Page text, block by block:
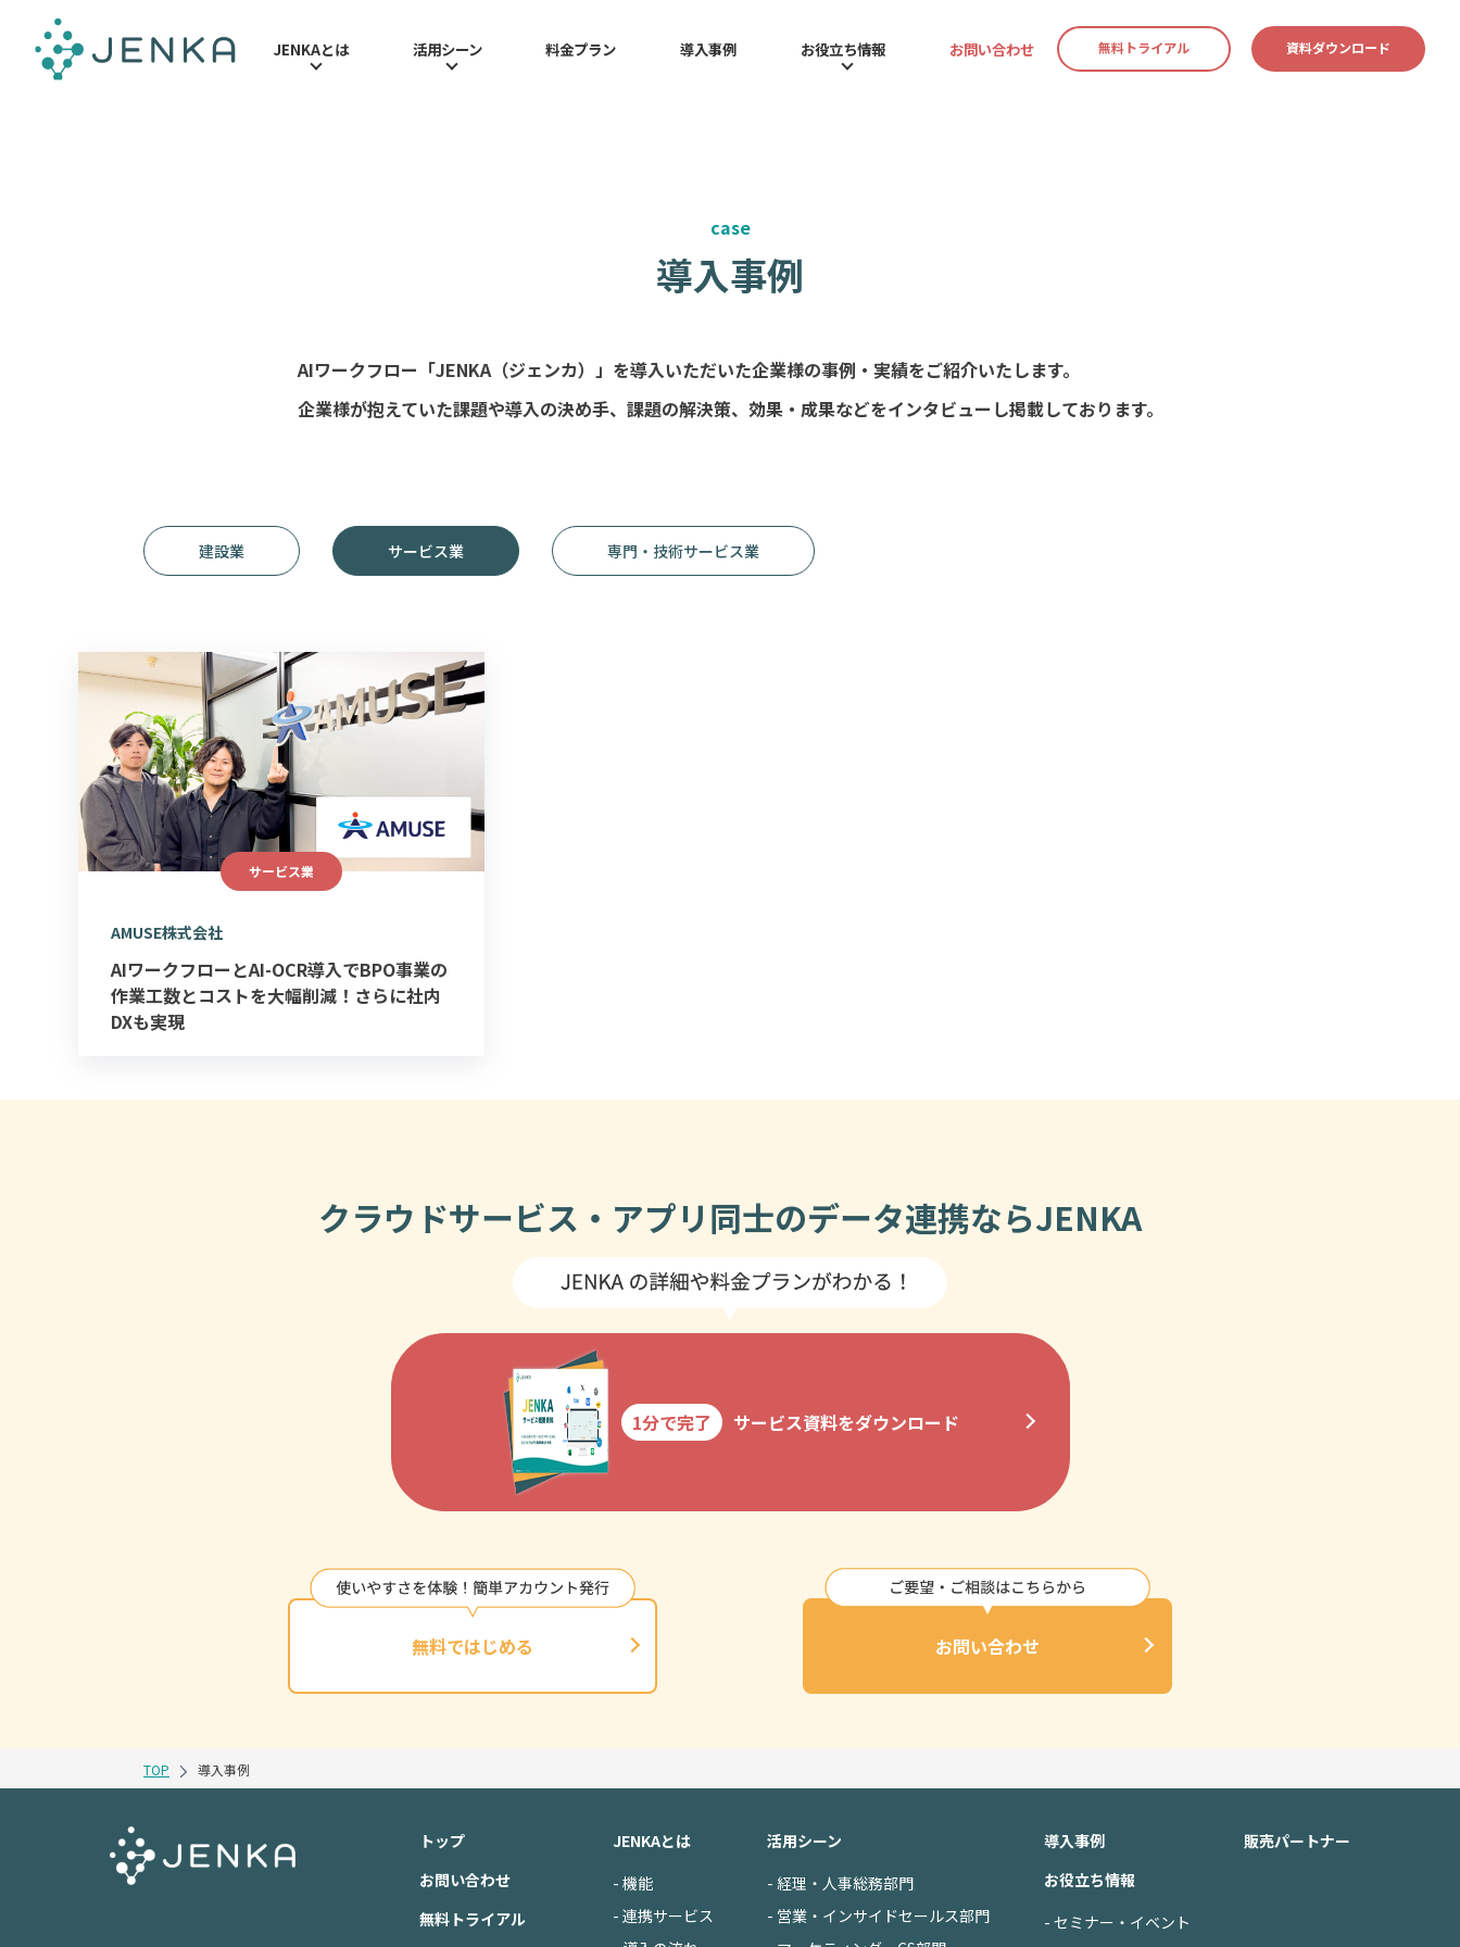
JENKAとは 活用シーン 料金プラン 導入事例 お役立ち情報 お問い合わせ 無料トライアル 資料ダウンロード
case
導入事例
AIワークフロー「JENKA（ジェンカ）」を導入いただいた企業様の事例・実績をご紹介いたします。
企業様が抱えていた課題や導入の決め手、課題の解決策、効果・成果などをインタビューし掲載しております。
建設業 サービス業 専門・技術サービス業
サービス業
AMUSE株式会社
AIワークフローとAI-OCR導入でBPO事業の
作業工数とコストを大幅削減！さらに社内
DXも実現
クラウドサービス・アプリ同士のデータ連携ならJENKA
1分で完了 サービス資料をダウンロード
無料ではじめる お問い合わせ
TOP 導入事例
トップ
お問い合わせ
無料トライアル
JENKAとは
- 機能
- 連携サービス
活用シーン
- 経理・人事総務部門
- 営業・インサイドセールス部門
導入事例
お役立ち情報
- セミナー・イベント
販売パートナー